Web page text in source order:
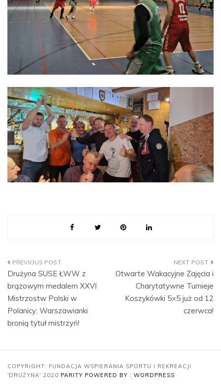
Nawigacja
wpisu
Drużyna SUSE ŁWW z
brązowym medalem XXVI
Mistrzostw Polski w
Polanicy; Warszawianki
bronią tytuł mistrzyń!
Otwarte Wakacyjne Zajęcia i
Charytatywne Turnieje
Koszykówki 5×5 już od 12
czerwca!
COPYRIGHT: FUNDACJA WSPIERANIA SPORTU I REKREACJI
'DRUŻYNA' 2020 PARITY POWERED BY : WORDPRESS